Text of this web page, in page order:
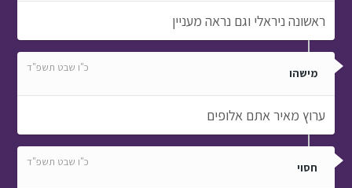
ראשונה ניראלי וגם נראה מעניין
מישהו כ"ו שבט תשפ"ד
ערוץ מאיר אתם אלופים
חסוי כ"ו שבט תשפ"ד